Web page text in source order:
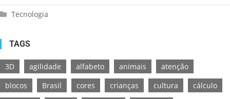
Tecnologia
TAGS
3D agilidade alfabeto animais
atenção
blocos
Brasil cores crianças cultura
cálculo